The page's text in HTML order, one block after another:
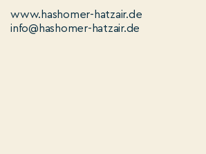
www.hashomer-hatzair.de
info@hashomer-hatzair.de